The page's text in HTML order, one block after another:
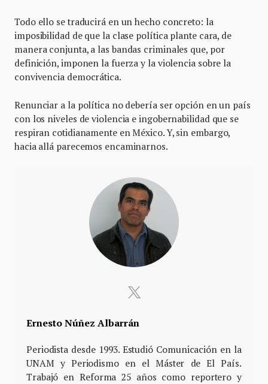
Todo ello se traducirá en un hecho concreto: la
imposibilidad de que la clase política plante cara, de
manera conjunta, a las bandas criminales que, por
definición, imponen la fuerza y la violencia sobre la
convivencia democrática.
Renunciar a la política no debería ser opción en un país
con los niveles de violencia e ingobernabilidad que se
respiran cotidianamente en México. Y, sin embargo,
hacia allá parecemos encaminarnos.
Ernesto Núñez Albarrán
Periodista desde 1993. Estudió Comunicación en la
UNAM y Periodismo en el Máster de El País.
Trabajó en Reforma 25 años como reportero y